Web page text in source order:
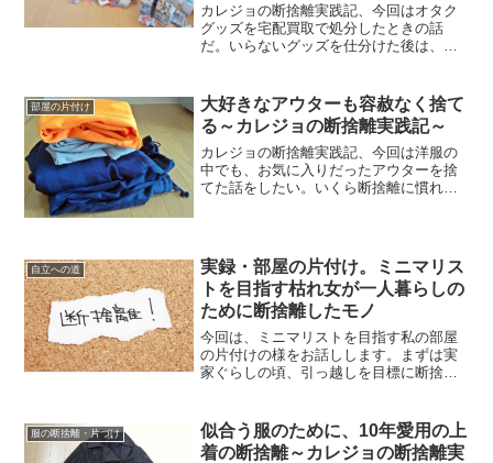
カレジョの断捨離実践記、今回はオタク
グッズを宅配買取で処分したときの話
だ。いらないグッズを仕分けた後は、処
る。リサイクルは、そんな人間の救世主
だ。しかしオタクグッズを買い...
部屋の片付け
大好きなアウターも容赦なく捨て
る～カレジョの断捨離実践記～
カレジョの断捨離実践記、今回は洋服の
中でも、お気に入りだったアウターを捨
てた話をしたい。いくら断捨離に慣れた
はないだろうか？アウター...
自立への道
実録・部屋の片付け。ミニマリス
トを目指す枯れ女が一人暮らしの
ために断捨離したモノ
今回は、ミニマリストを目指す私の部屋
の片付けの様をお話しします。まずは実
家ぐらしの頃、引っ越しを目標に断捨離
断捨離を始めて10ヶ月余り、生活もずい
ぶん変わりました。実家...
服の断捨離・片づけ
似合う服のために、10年愛用の上
着の断捨離～カレジョの断捨離実